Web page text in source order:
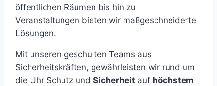
öffentlichen Räumen bis hin zu
Veranstaltungen bieten wir maßgeschneiderte
Lösungen.
Mit unseren geschulten Teams aus
Sicherheitskräften, gewährleisten wir rund um
die Uhr Schutz und Sicherheit auf höchstem